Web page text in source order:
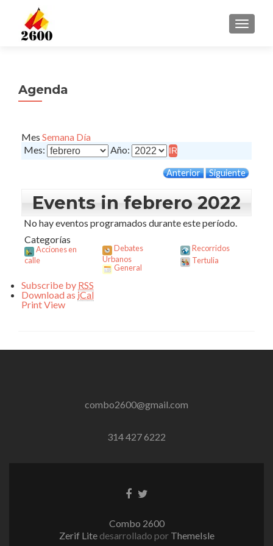
Agenda
Mes Semana Día
Mes:
Año:
Anterior Siguiente
Events in febrero 2022
No hay eventos programados durante este período.
Categorías
Acciones en
calle
Debates
Urbanos
General
Recorridos
Tertulia
Subscribe by RSS
Download as iCal
PrintView
combo2600@gmail.com
314 427 6222
EnlaceEnlace
Combo 2600
Zerif Lite desarrollado por ThemeIsle